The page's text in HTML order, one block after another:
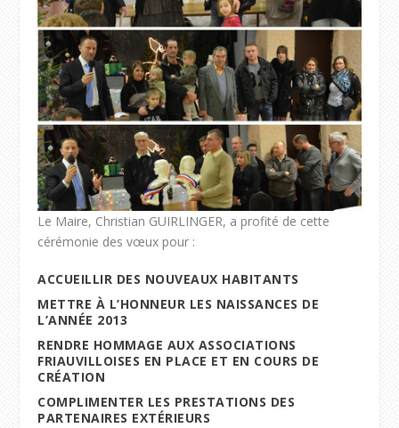
Le Maire, Christian GUIRLINGER, a profité de cette
cérémonie des vœux pour :
ACCUEILLIR DES NOUVEAUX HABITANTS
METTRE À L’HONNEUR LES NAISSANCES DE
L’ANNÉE 2013
RENDRE HOMMAGE AUX ASSOCIATIONS
FRIAUVILLOISES EN PLACE ET EN COURS DE
CRÉATION
COMPLIMENTER LES PRESTATIONS DES
PARTENAIRES EXTÉRIEURS